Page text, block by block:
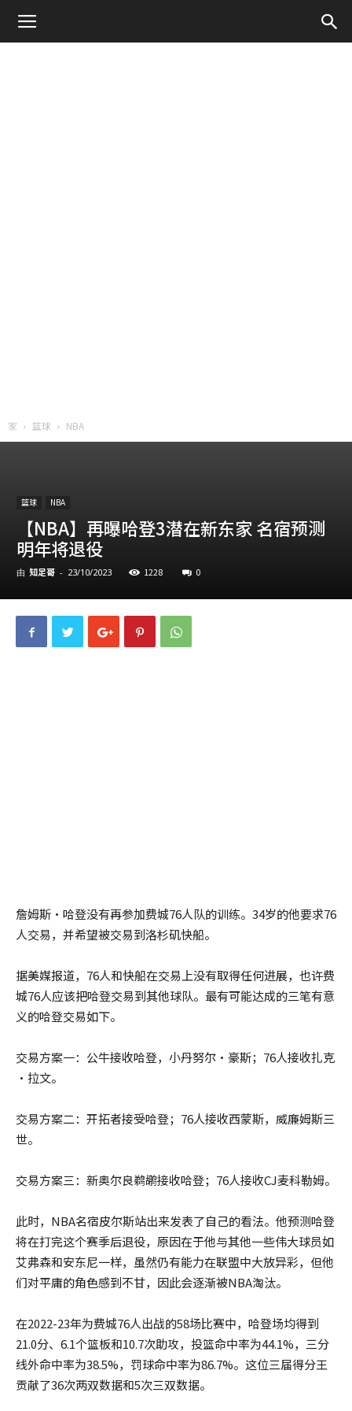
家 篮球 NBA
篮球 NBA
【NBA】再曝哈登3潜在新东家 名宿预测
明年将退役
由 知足哥 - 23/10/2023 1228 0
詹姆斯·哈登没有再参加费城76人队的训练。34岁的他要求76
人交易，并希望被交易到洛杉矶快船。
据美媒报道，76人和快船在交易上没有取得任何进展，也许费
城76人应该把哈登交易到其他球队。最有可能达成的三笔有意
义的哈登交易如下。
交易方案一：公牛接收哈登，小丹努尔·豪斯；76人接收扎克
·拉文。
交易方案二：开拓者接受哈登；76人接收西蒙斯，威廉姆斯三
世。
交易方案三：新奥尔良鹈鹕接收哈登；76人接收CJ麦科勒姆。
此时，NBA名宿皮尔斯站出来发表了自己的看法。他预测哈登
将在打完这个赛季后退役，原因在于他与其他一些伟大球员如
艾弗森和安东尼一样，虽然仍有能力在联盟中大放异彩，但他
们对平庸的角色感到不甘，因此会逐渐被NBA淘汰。
在2022-23年为费城76人出战的58场比赛中，哈登场均得到
21.0分、6.1个篮板和10.7次助攻，投篮命中率为44.1%，三分
线外命中率为38.5%，罚球命中率为86.7%。这位三届得分王
贡献了36次两双数据和5次三双数据。